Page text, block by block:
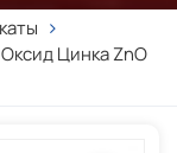
Цинка ZnO